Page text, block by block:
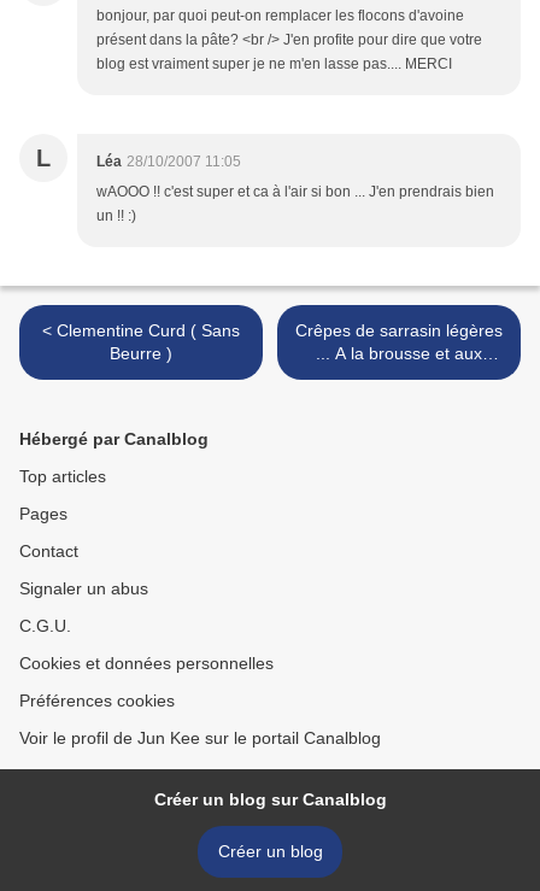
bonjour, par quoi peut-on remplacer les flocons d'avoine
présent dans la pâte? <br /> J'en profite pour dire que votre
blog est vraiment super je ne m'en lasse pas.... MERCI
L Léa 28/10/2007 11:05
wAOOO !! c'est super et ca à l'air si bon ... J'en prendrais bien
un !! :)
< Clementine Curd ( Sans
Beurre )
Crêpes de sarrasin légères
... A la brousse et aux
légumes >
Hébergé par Canalblog
Top articles
Pages
Contact
Signaler un abus
C.G.U.
Cookies et données personnelles
Préférences cookies
Voir le profil de Jun Kee sur le portail Canalblog
Créer un blog sur Canalblog
Créer un blog